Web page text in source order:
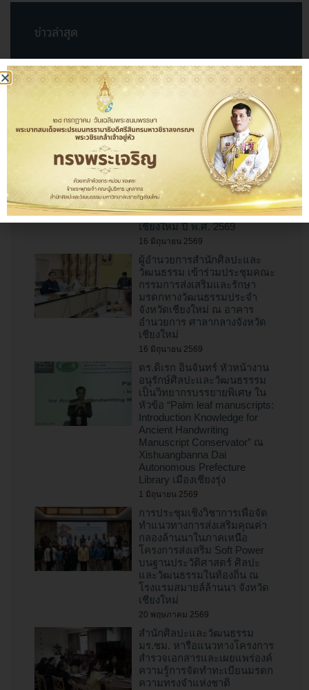
ข่าวล่าสุด
การประกวด “สุดยอดกลอง
สะบัดชัย ราชภัฏเชียงใหม่”
ประจำปี 2569
10 กรกฎาคม 2569
สำนักศิลปะและวัฒนธรรม
มหาวิทยาลัยราชภัฏเชียงใหม่
ร่วมเป็นเจ้าภาพจัดงาน “ป๋าเวณี
ทำบุญตักบาตรเจ้าพ่อช้างเผือก”
ไหว้สาพญาช้างเผือกหัวเวียง
เชียงใหม่ ปี พ.ศ. 2569
16 มิถุนายน 2569
ผู้อำนวยการสำนักศิลปะและ
วัฒนธรรม เข้าร่วมประชุมคณะ
กรรมการส่งเสริมและรักษา
มรดกทางวัฒนธรรมประจำ
จังหวัดเชียงใหม่ ณ อาคาร
อำนวยการ ศาลากลางจังหวัด
เชียงใหม่
16 มิถุนายน 2569
ดร.ดิเรก อินจันทร์ หัวหน้างาน
อนุรักษ์ศิลปะและวัฒนธรรรม
เป็นวิทยากรบรรยายพิเศษ ใน
หัวข้อ “Palm leaf manuscripts:
Introduction Knowledge for
Ancient Handwriting
Manuscript Conservator” ณ
Xishuangbanna Dai
Autonomous Prefecture
Library เมืองเชียงรุ่ง
1 มิถุนายน 2569
การประชุมเชิงวิชาการเพื่อจัด
ทำแนวทางการส่งเสริมคุณค่า
กลองล้านนาในภาคเหนือ
โครงการส่งเสริม Soft Power
บนฐานประวัติศาสตร์ ศิลปะ
และวัฒนธรรมในท้องถิ่น ณ
โรงแรมสมายล์ล้านนา จังหวัด
เชียงใหม่
20 พฤษภาคม 2569
สำนักศิลปะและวัฒนธรรม
มร.ชม. หารือแนวทางโครงการ
สำรวจเอกสารและเผยแพร่องค์
ความรู้การจัดทำทะเบียนมรดก
ความทรงจำแห่งชาติ